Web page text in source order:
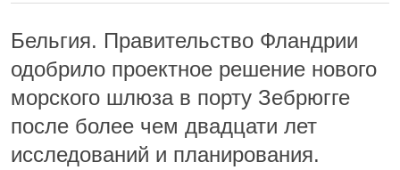
Бельгия. Правительство Фландрии
одобрило проектное решение нового
морского шлюза в порту Зебрюгге
после более чем двадцати лет
исследований и планирования.